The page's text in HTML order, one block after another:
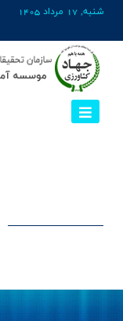
شنبه, 17 مرداد 1405